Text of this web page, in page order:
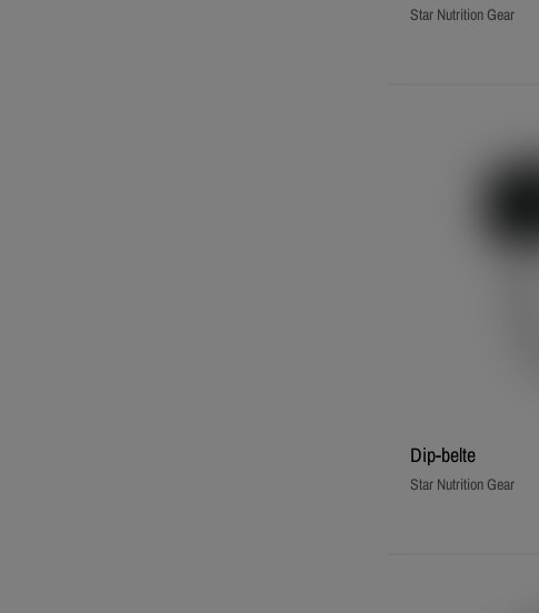
Star Nutrition Gear
Dip‑belte
Star Nutrition Gear